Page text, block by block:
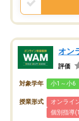
オン
評価
対象学年 小1～小6
授業形式 オンライ
個別指導